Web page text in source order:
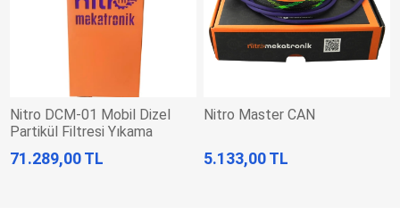
Nitro DCM-01 Mobil Dizel
Partikül Filtresi Yıkama
Makinesi
71.289,00 TL
Nitro Master CAN
5.133,00 TL